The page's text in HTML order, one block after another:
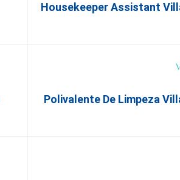
Housekeeper Assistant
Polivalente De Limpeza